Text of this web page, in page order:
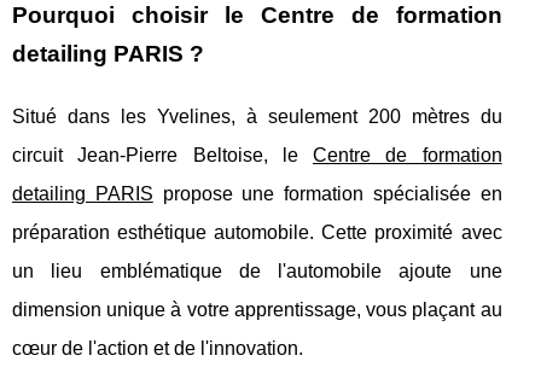
Pourquoi choisir le Centre de formation
detailing PARIS ?
Situé dans les Yvelines, à seulement 200 mètres du
circuit Jean-Pierre Beltoise, leCentre de formation
detailing PARIS propose une formation spécialisée en
préparation esthétique automobile. Cette proximité avec
un lieu emblématique de l'automobile ajoute une
dimension unique à votre apprentissage, vous plaçant au
cœur de l'action et de l'innovation.